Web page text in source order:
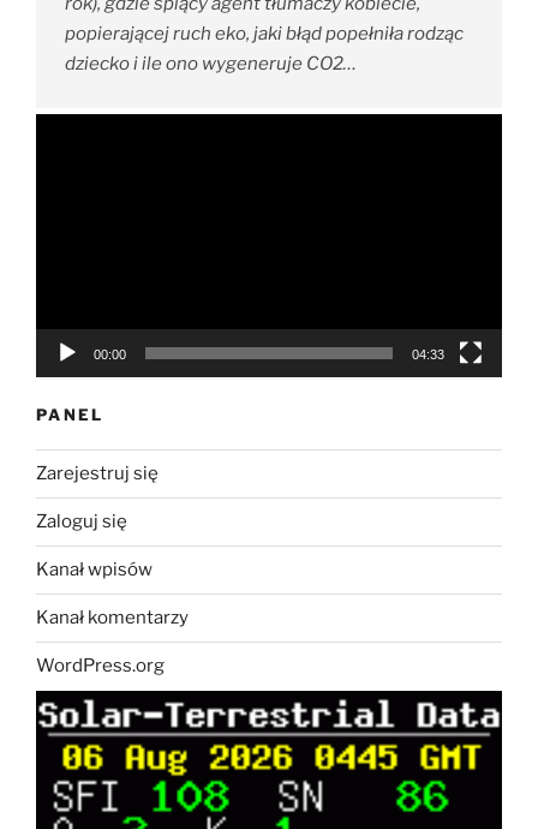
popierającej ruch eko, jaki błąd popełniła rodząc
dziecko i ile ono wygeneruje CO2…
00:00 04:33
PANEL
Zarejestruj się
Zaloguj się
Kanał wpisów
Kanał komentarzy
WordPress.org